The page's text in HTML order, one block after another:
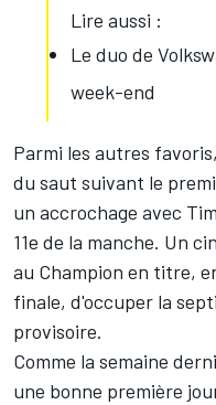
Lire aussi :
Le duo de
week-end
Parmi les autres
du saut suivant le
un accrochage avec
11e de la manche. Un
au Champion en titre,
finale, d'occuper la
provisoire.
Comme la semaine
une bonne première